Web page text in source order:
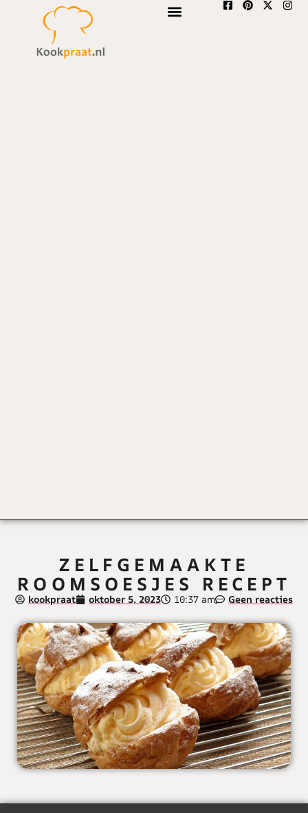
ZELFGEMAAKTE
ROOMSOESJES RECEPT
kookpraat oktober 5, 2023 10:37 am Geen reacties